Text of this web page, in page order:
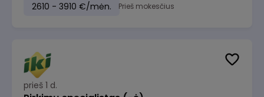
2610 - 3910 €/mėn. Prieš mokesčius
prieš 1 d.